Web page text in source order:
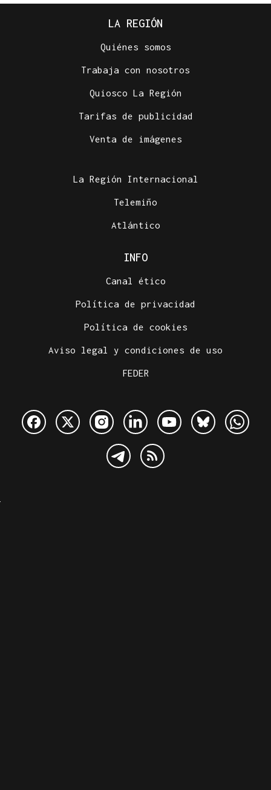
LA REGIÓN
Quiénes somos
Trabaja con nosotros
Quiosco La Región
Tarifas de publicidad
Venta de imágenes
La Región Internacional
Telemiño
Atlántico
INFO
Canal ético
Política de privacidad
Política de cookies
Aviso legal y condiciones de uso
FEDER